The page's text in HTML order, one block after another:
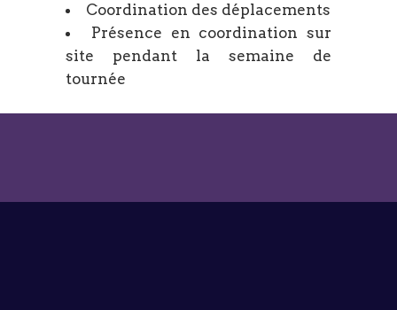
Coordination des déplacements
Présence en coordination sur
site pendant la semaine de
tournée